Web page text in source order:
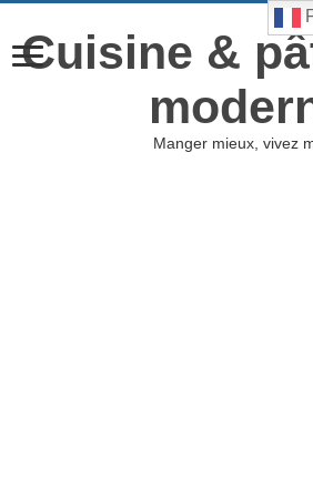
Cuisine &
Manger mieux, vivez